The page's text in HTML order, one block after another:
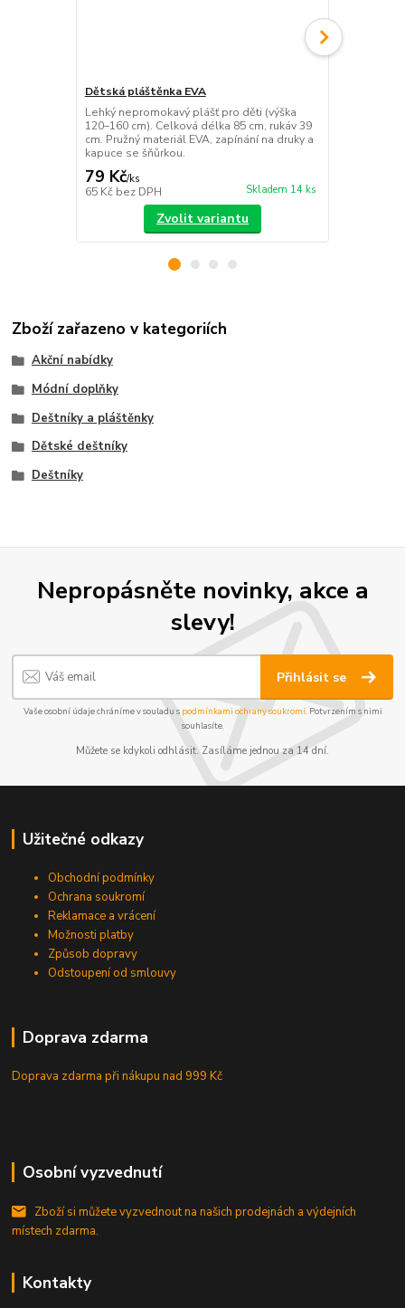
Dětská pláštěnka EVA
Lehký nepromokavý plášť pro děti (výška
120–160 cm). Celková délka 85 cm, rukáv 39
cm. Pružný materiál EVA, zapínání na druky a
kapuce se šňůrkou.
79 Kč/ks
65 Kč bez DPH Skladem 14 ks
Zvolit variantu
Zboží zařazeno v kategoriích
Akční nabídky
Módní doplňky
Deštníky a pláštěnky
Dětské deštníky
Deštníky
Nepropásněte novinky, akce a
slevy!
Přihlásit se
Vaše osobní údaje chráníme v souladu s podmínkami ochrany soukromí. Potvrzením s nimi
souhlasíte.
Můžete se kdykoli odhlásit. Zasíláme jednou za 14 dní.
Užitečné odkazy
Obchodní podmínky
Ochrana soukromí
Reklamace a vrácení
Možnosti platby
Způsob dopravy
Odstoupení od smlouvy
Doprava zdarma
Doprava zdarma při nákupunad 999 Kč
Osobní vyzvednutí
Zboží si můžete vyzvednout na našich prodejnách a výdejních
místech zdarma.
Kontakty